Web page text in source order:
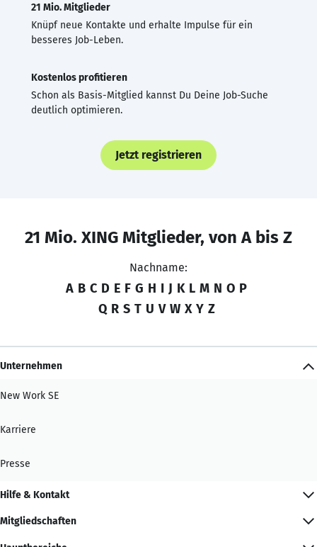
21 Mio. Mitglieder
Knüpf neue Kontakte und erhalte Impulse für ein
besseres Job-Leben.
Kostenlos profitieren
Schon als Basis-Mitglied kannst Du Deine Job-Suche
deutlich optimieren.
Jetzt registrieren
21 Mio. XING Mitglieder, von A bis Z
Nachname:
A B C D E F G H I J K L M N O P
Q R S T U V W X Y Z
Unternehmen
New Work SE
Karriere
Presse
Hilfe & Kontakt
Mitgliedschaften